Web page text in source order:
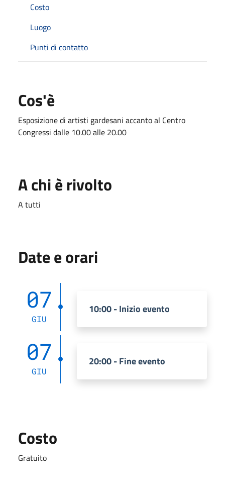
Costo
Luogo
Punti di contatto
Cos'è
Esposizione di artisti gardesani accanto al Centro
Congressi dalle 10.00 alle 20.00
A chi è rivolto
A tutti
Date e orari
07
GIU
10:00 - Inizio evento
07
GIU
20:00 - Fine evento
Costo
Gratuito